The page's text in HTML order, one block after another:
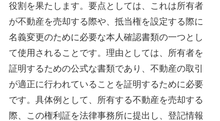
役割を果たします。要点としては、これは所有者
が不動産を売却する際や、抵当権を設定する際に
名義変更のために必要な本人確認書類の一つとし
て使用されることです。理由としては、所有者を
証明するための公式な書類であり、不動産の取引
が適正に行われていることを証明するために必要
です。具体例として、所有する不動産を売却する
際、この権利証を法律事務所に提出し、登記情報